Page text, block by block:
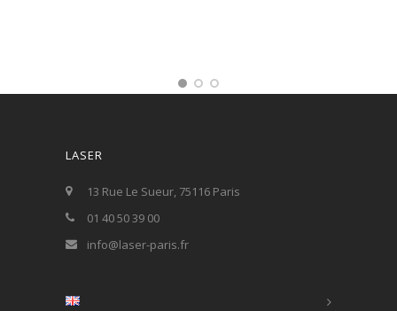
LASER
13 Rue Le Sueur, 75116 Paris
01 40 50 39 00
info@laser-paris.fr